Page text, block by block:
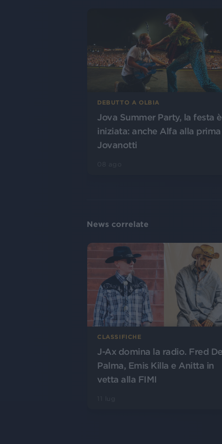
DEBUTTO A OLBIA
Jova Summer Party, la festa è
iniziata: anche Alfa alla
Jovanotti
News correlate
CLASSIFICHE
J-Ax domina la radio. Fred
Palma, Emis Killa e Anitta in
vetta alla FIMI